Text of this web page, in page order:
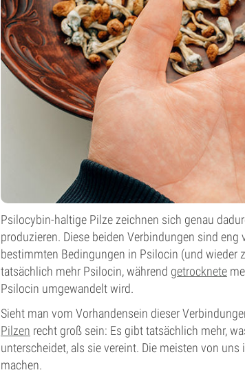
Psilocybin-haltige Pilze zeichnen sich genau
produzieren. Diese beiden Verbindungen sind
bestimmten Bedingungen in Psilocin (und wieder
tatsächlich mehr Psilocin, während getrocknete
Psilocin umgewandelt wird.
Sieht man vom Vorhandensein dieser
Pilzen recht groß sein: Es gibt tatsächlich mehr,
unterscheidet, als sie vereint. Die meisten von
machen.